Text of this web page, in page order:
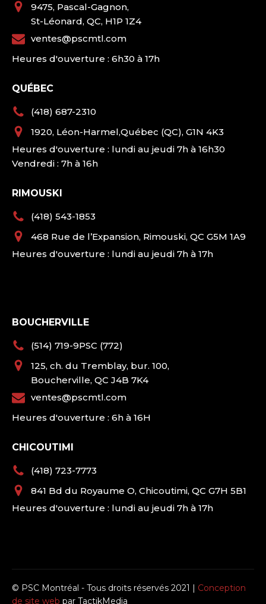
9475, Pascal-Gagnon,
St-Léonard, QC, H1P 1Z4
ventes@pscmtl.com
Heures d'ouverture : 6h30 à 17h
QUÉBEC
(418) 687-2310
1920, Léon-Harmel,Québec (QC), G1N 4K3
Heures d'ouverture : lundi au jeudi 7h à 16h30
Vendredi : 7h à 16h
RIMOUSKI
(418) 543-1853
468 Rue de l’Expansion, Rimouski, QC G5M 1A9
Heures d'ouverture : lundi au jeudi 7h à 17h
BOUCHERVILLE
(514) 719-9PSC (772)
125, ch. du Tremblay, bur. 100,
Boucherville, QC J4B 7K4
ventes@pscmtl.com
Heures d'ouverture : 6h à 16H
CHICOUTIMI
(418) 723-7773
841 Bd du Royaume O, Chicoutimi, QC G7H 5B1
Heures d'ouverture : lundi au jeudi 7h à 17h
© PSC Montréal - Tous droits réservés 2021 | Conception
de site web par TactikMedia